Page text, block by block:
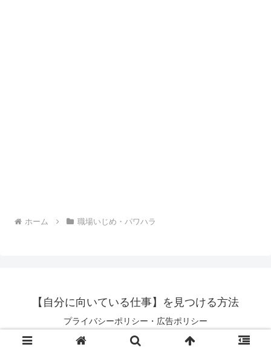
ホーム 職場いじめ・パワハラ
【自分に向いている仕事】を見つける方法
プライバシーポリシー・広告ポリシー
© 2022 【自分に向いている仕事】を見つける方法.